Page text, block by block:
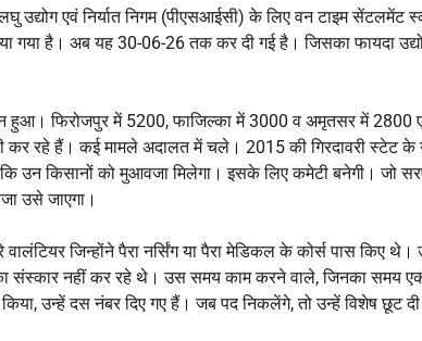
उद्योग एवं निर्यात निगम (पीएसआईसी) के लिए वन टाइम सेंटलमेंट
है। अब यह 30-06-26 तक कर दी गई है। जिसका फायदा
हुआ। फिरोजपुर में 5200, फाजिल्का में 3000 व अमृतसर में 2800
रहे हैं। कई मामले अदालत में चले। 2015 की गिरदावरी स्टेट के
उन किसानों को मुआवजा मिलेगा। इसके लिए कमेटी बनेगी। जो
उसे जाएगा।
जिन्होंने पैरा नर्सिंग या पैरा मेडिकल के कोर्स पास किए थे।
संस्कार नहीं कर रहे थे। उस समय काम करने वाले, जिनका समय
उन्हें दस नंबर दिए गए हैं। जब पद निकलेंगे, तो उन्हें विशेष छूट दी